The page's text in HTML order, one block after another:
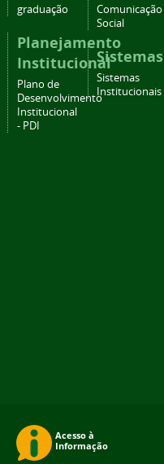
graduação
Planejamento
Institucional
Plano de
Desenvolvimento
Institucional
- PDI
Comunicação
Social
Sistemas
Sistemas
Institucionais